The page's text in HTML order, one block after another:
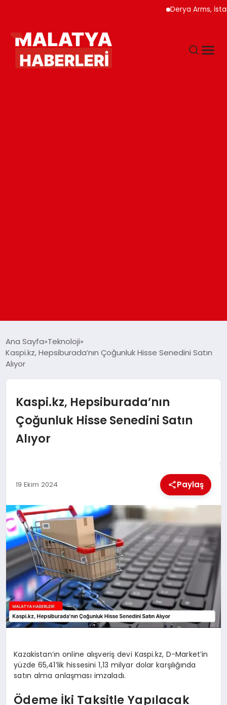
Derya Arms,
GÜNDEM
DÜNYA
EĞITIM
MAGAZIN
SAĞLIK
SIYASET
SPOR
TEKNOLOJI
Ana Sayfa Teknoloji
Kaspi.kz, Hepsiburada’nın Çoğunluk Hisse Senedini Satın
Alıyor
Kaspi.kz, Hepsiburada’nın
Çoğunluk Hisse Senedini Satın
Alıyor
19 Ekim 2024 Paylaş
Kazakistan’ın online alışveriş devi Kaspi.kz, D-Market’in
yüzde 65,41’lik hissesini 1,13 milyar dolar karşılığında
satın alma anlaşması imzaladı.
Ödeme İki Taksitle Yapılacak